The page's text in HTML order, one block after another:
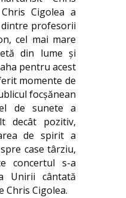
Cigolea a
profesorii
cel mai mare
din lume și
pentru acest
momente de
focșănean
de sunete a
decât pozitiv,
de spirit a
case târziu,
concertul s-a
Unirii cântată
Chris Cigolea.